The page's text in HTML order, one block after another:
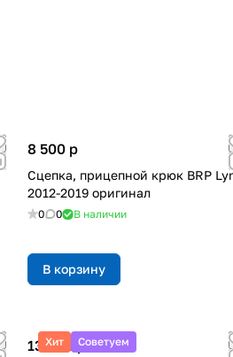
8 500 p
Сцепка, прицепной крюк BRP
2012-2019 оригинал
0 0 В наличии
В корзину
Хит Советуем
13 660 p